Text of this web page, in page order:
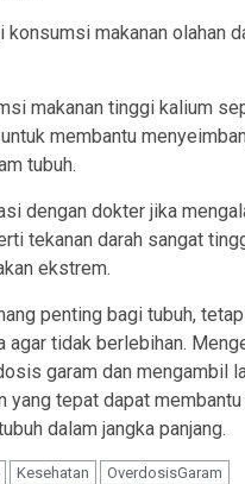
konsumsi makanan olahan
makanan tinggi kalium
membantu
tubuh.
dengan dokter jika
tekanan darah sangat
ekstrem.
penting bagi tubuh,
agar tidak berlebihan.
garam dan mengambil
yang tepat dapat
dalam jangka panjang.
Kesehatan OverdosisGaram